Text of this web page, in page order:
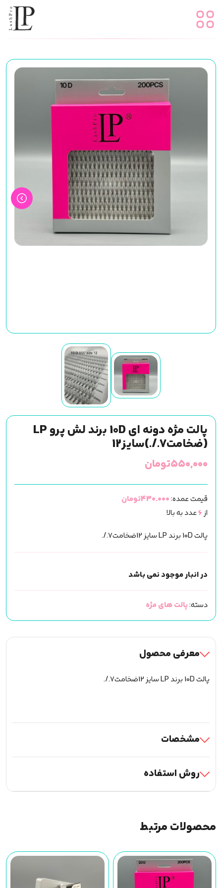
پالت مژه دونه ای 10D برند لش پرو LP
(ضخامت7./.)سایز12
۵۵۰,۰۰۰تومان
قیمت عمده:430.000تومان
از6عدد به بالا
پالت 10D برند LP سایز 12ضخامت7./.
در انبار موجود نمی باشد
دسته:پالت های مژه
معرفی محصول
پالت 10D برند LP سایز 12ضخامت7./.
مشخصات
روش استفاده
محصولات مرتبط